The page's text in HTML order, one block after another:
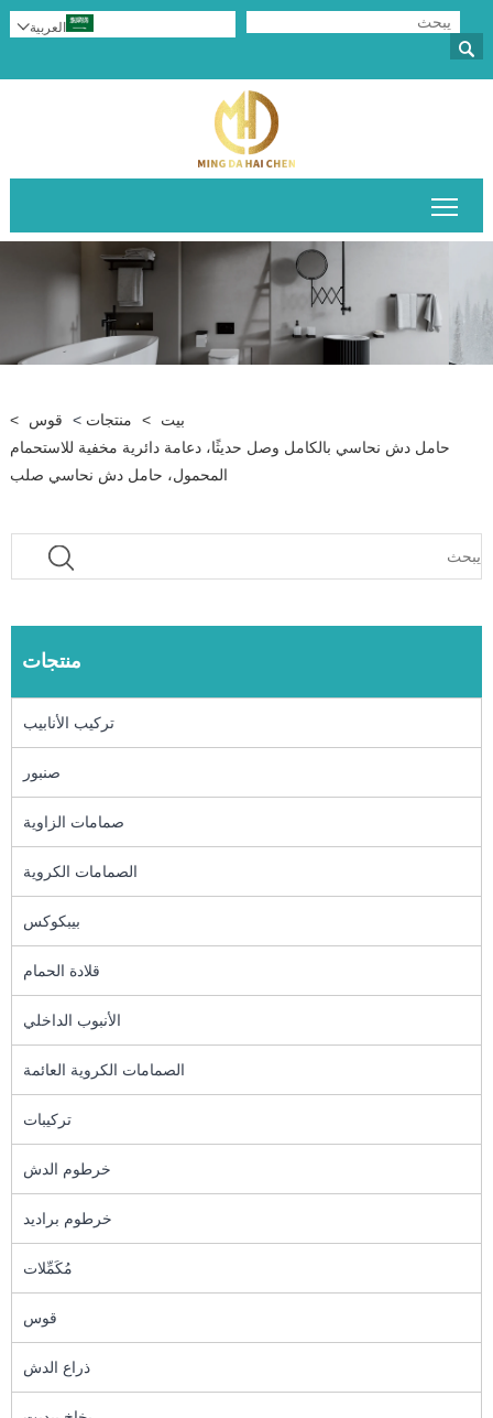

العربية
بيت > منتجات > قوس
>
حامل دش نحاسي بالكامل وصل حديثًا، دعامة دائرية مخفية للاستحمام
المحمول، حامل دش نحاسي صلب
منتجات
تركيب الأنابيب
صنبور
صمامات الزاوية
الصمامات الكروية
بيبكوكس
قلادة الحمام
الأنبوب الداخلي
الصمامات الكروية العائمة
تركيبات
خرطوم الدش
خرطوم براديد
مُكَمِّلات
قوس
ذراع الدش